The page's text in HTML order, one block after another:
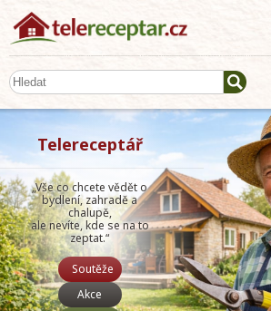
Telereceptář
„Vše co chcete vědět o
bydlení, zahradě a
chalupě,
ale nevíte, kde se na to
zeptat.“
Soutěže
Akce